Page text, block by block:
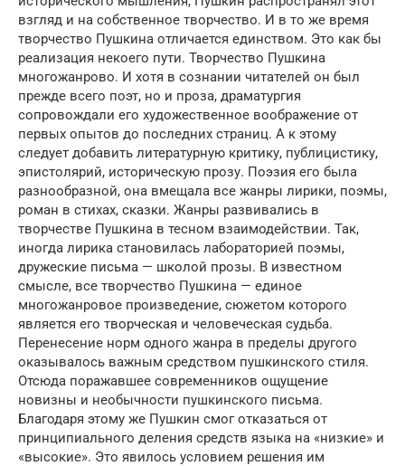
взгляд и на собственное творчество. И в то же время
творчество Пушкина отличается единством. Это как бы
реализация некоего пути. Творчество Пушкина
многожанрово. И хотя в сознании читателей он был
прежде всего поэт, но и проза, драматургия
сопровождали его художественное воображение от
первых опытов до последних страниц. А к этому
следует добавить литературную критику, публицистику,
эпистолярий, историческую прозу. Поэзия его была
разнообразной, она вмещала все жанры лирики, поэмы,
роман в стихах, сказки. Жанры развивались в
творчестве Пушкина в тесном взаимодействии. Так,
иногда лирика становилась лабораторией поэмы,
дружеские письма — школой прозы. В известном
смысле, все творчество Пушкина — единое
многожанровое произведение, сюжетом которого
является его творческая и человеческая судьба.
Перенесение норм одного жанра в пределы другого
оказывалось важным средством пушкинского стиля.
Отсюда поражавшее современников ощущение
новизны и необычности пушкинского письма.
Благодаря этому же Пушкин смог отказаться от
принципиального деления средств языка на «низкие» и
«высокие». Это явилось условием решения им